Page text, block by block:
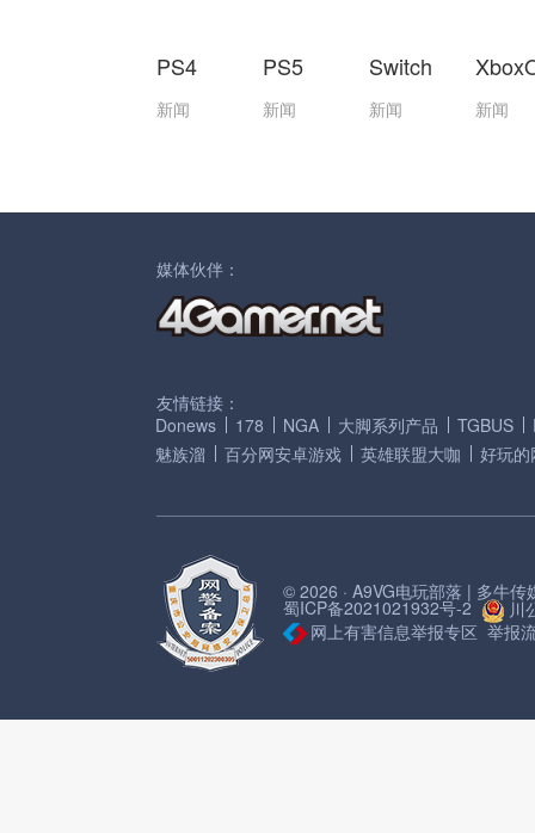
PS4
新闻
PS5
新闻
Switch
新闻 新闻
媒体伙伴：
友情链接：
Donews
178 NGA 大脚系列产品 TGBUS
魅族溜
百分网安卓游戏 英雄联盟大咖 好玩的
© 2026 · A9VG电玩部落 | 多牛传
蜀ICP备2021021932号-2
川
网上有害信息举报专区 举报